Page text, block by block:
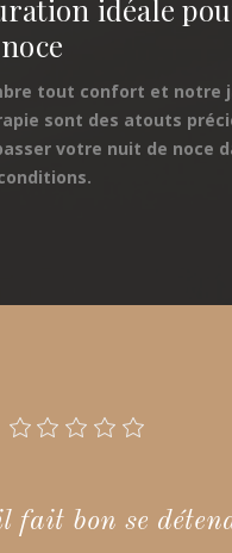
idéale
tout confort et notre
sont des atouts
votre nuit de noce
fait bon se